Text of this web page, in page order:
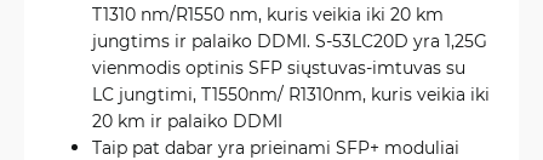
T1310 nm/R1550 nm, kuris veikia iki 20 km
jungtims ir palaiko DDMI. S-53LC20D yra 1,25G
vienmodis optinis SFP siųstuvas-imtuvas su
LC jungtimi, T1550nm/ R1310nm, kuris veikia iki
20 km ir palaiko DDMI
Taip pat dabar yra prieinami SFP+ moduliai